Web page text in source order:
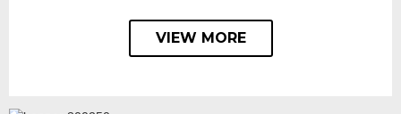
VIEW MORE